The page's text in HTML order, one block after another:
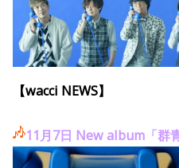
【wacci NEWS】
11月7日 New album「群